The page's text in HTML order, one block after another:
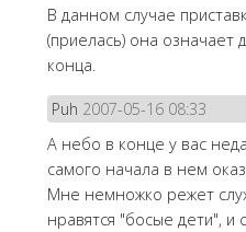
В данном случае
(приелась) она означает
конца.
Puh 2007-05-16 08:33
А небо в конце у вас
самого начала в нем
Мне немножко режет
нравятся "босые дети", и